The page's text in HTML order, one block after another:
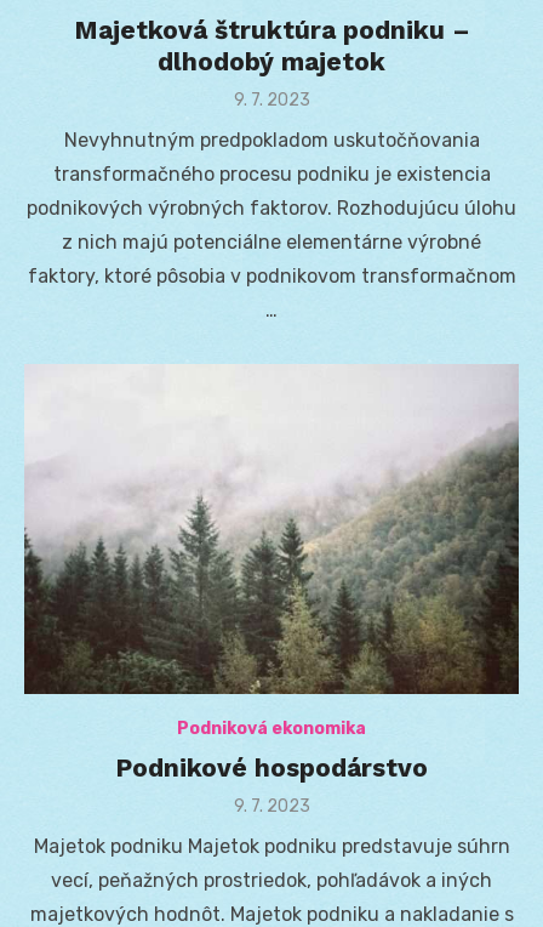
Majetková štruktúra podniku –
dlhodobý majetok
Posted
9. 7. 2023
Nevyhnutným predpokladom uskutočňovania
transformačného procesu podniku je existencia
podnikových výrobných faktorov. Rozhodujúcu úlohu
z nich majú potenciálne elementárne výrobné
faktory, ktoré pôsobia v podnikovom transformačnom
…
Podniková ekonomika
Podnikové hospodárstvo
Posted
9. 7. 2023
Majetok podniku Majetok podniku predstavuje súhrn
vecí, peňažných prostriedok, pohľadávok a iných
majetkových hodnôt. Majetok podniku a nakladanie s